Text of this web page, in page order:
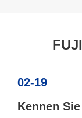
02-19
Kennen